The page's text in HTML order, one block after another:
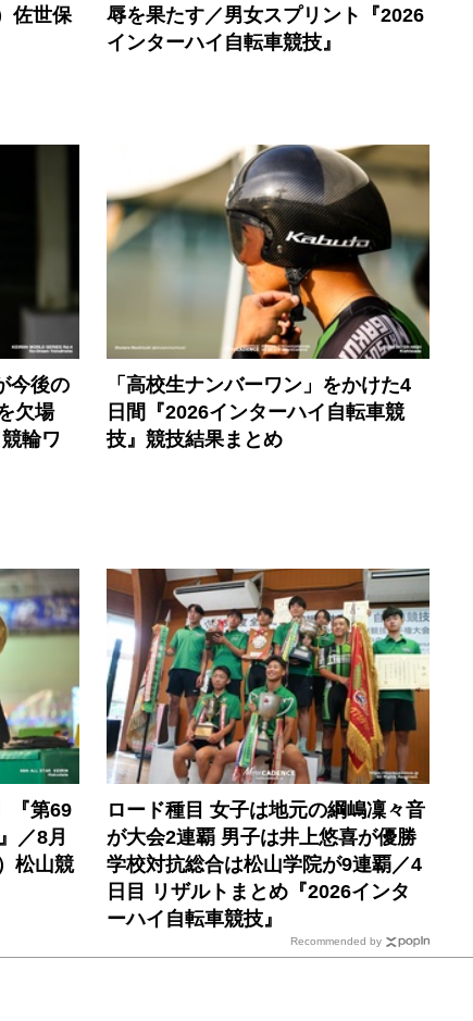
佐世保
辱を果たす／男女スプリント『2026
インターハイ自転車競技』
今後の
欠場
輪ワ
「高校生ナンバーワン」をかけた4
日間『2026インターハイ自転車競
技』競技結果まとめ
『第69
／8月
松山競
ロード種目 女子は地元の綱嶋凜々音
が大会2連覇 男子は井上悠喜が優勝
学校対抗総合は松山学院が9連覇／4
日目 リザルトまとめ『2026インタ
ーハイ自転車競技』
Recommended by